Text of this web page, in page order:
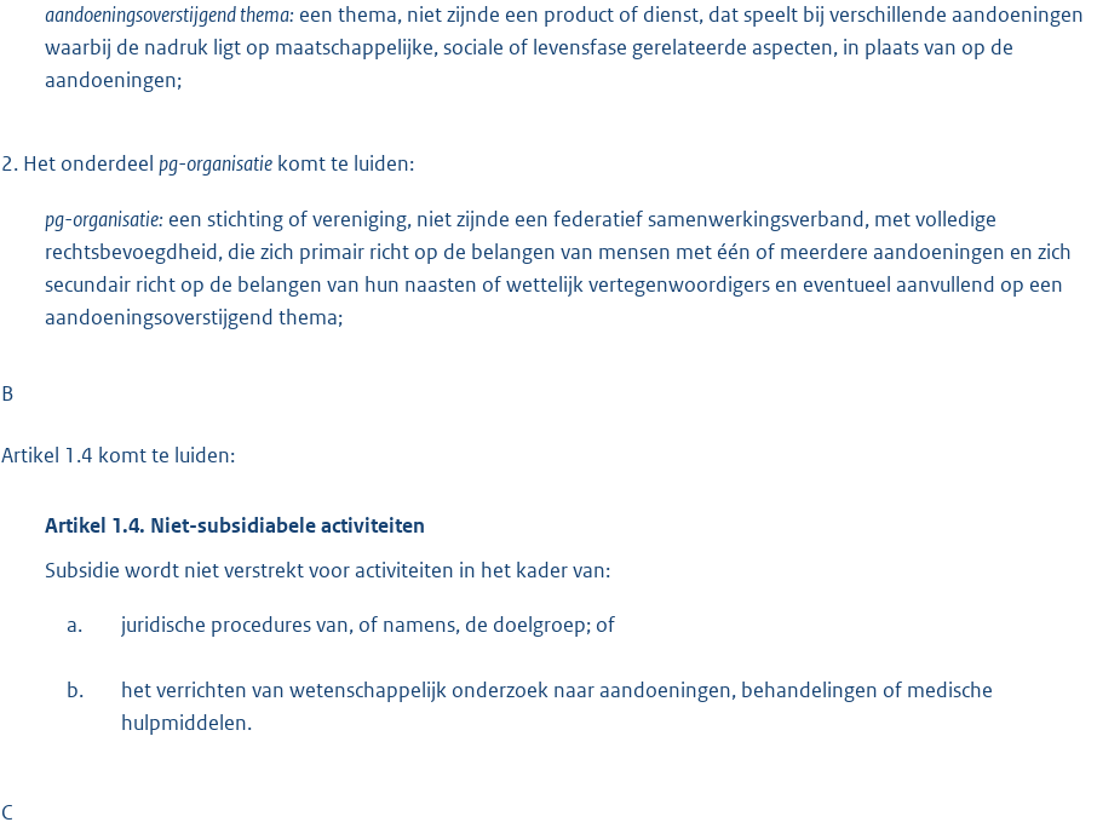
aandoeningsoverstijgend thema: een thema, niet zijnde een product of dienst, dat speelt bij verschillende aandoeningen
waarbij de nadruk ligt op maatschappelijke, sociale of levensfase gerelateerde aspecten, in plaats van op de
aandoeningen;
2. Het onderdeel pg-organisatie komt te luiden:
pg-organisatie: een stichting of vereniging, niet zijnde een federatief samenwerkingsverband, met volledige
rechtsbevoegdheid, die zich primair richt op de belangen van mensen met één of meerdere aandoeningen en zich
secundair richt op de belangen van hun naasten of wettelijk vertegenwoordigers en eventueel aanvullend op een
aandoeningsoverstijgend thema;
B
Artikel 1.4 komt te luiden:
Artikel 1.4. Niet-subsidiabele activiteiten
Subsidie wordt niet verstrekt voor activiteiten in het kader van:
a. juridische procedures van, of namens, de doelgroep; of
b.
het verrichten van wetenschappelijk onderzoek naar aandoeningen, behandelingen of medische
hulpmiddelen.
C